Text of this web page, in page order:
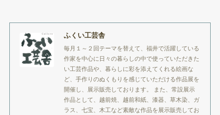
ふくい工芸舎
毎月１～２回テーマを替えて、福井で活躍している
作家を中心に日々の暮らしの中で使っていただきた
い工芸作品や、暮らしに彩を添えてくれる絵画な
ど、手作りのぬくもりを感じていただける作品展を
開催し、展示販売しております。 また、常設展示
作品として、越前焼、越前和紙、漆器、草木染、ガ
ラス、七宝、木工など素敵な作品を展示販売してお